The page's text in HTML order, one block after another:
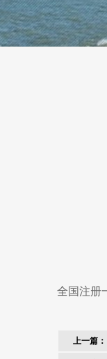
全国注册
上一篇：